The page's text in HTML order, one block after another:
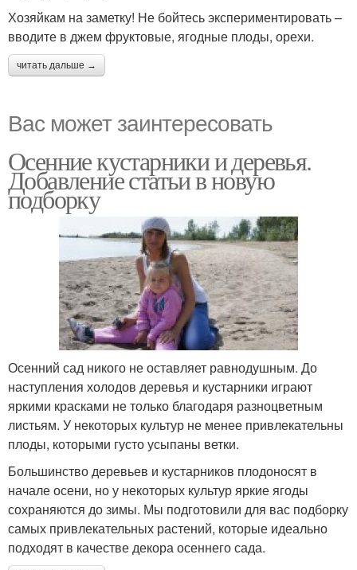
Хозяйкам на заметку! Не бойтесь экспериментировать –
вводите в джем фруктовые, ягодные плоды, орехи.
читать дальше →
Вас может заинтересовать
Осенние кустарники и деревья.
Добавление статьи в новую
подборку
Осенний сад никого не оставляет равнодушным. До
наступления холодов деревья и кустарники играют
яркими красками не только благодаря разноцветным
листьям. У некоторых культур не менее привлекательны
плоды, которыми густо усыпаны ветки.
Большинство деревьев и кустарников плодоносят в
начале осени, но у некоторых культур яркие ягоды
сохраняются до зимы. Мы подготовили для вас подборку
самых привлекательных растений, которые идеально
подходят в качестве декора осеннего сада.